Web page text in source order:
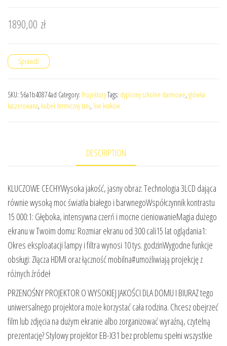
1890,00 zł
Sprawdź
SKU: 56a1b40874ad Category: ProjektoryTags: dyplomy szkolne darmowe, główka
kaszerowana, kubek termiczny tani, live kraków
DESCRIPTION
KLUCZOWE CECHYWysoka jakość, jasny obraz: Technologia 3LCD dająca
równie wysoką moc światła białego i barwnegoWspółczynnik kontrastu
15 000:1: Głęboka, intensywna czerń i mocne cieniowanieMagia dużego
ekranu w Twoim domu: Rozmiar ekranu od 300 cali15 lat oglądania1:
Okres eksploatacji lampy i filtra wynosi 10 tys. godzinWygodne funkcje
obsługi: Złącza HDMI oraz łączność mobilna#umożliwiają projekcję z
różnych źródeł
PRZENOŚNY PROJEKTOR O WYSOKIEJ JAKOŚCI DLA DOMU I BIURAZ tego
uniwersalnego projektora może korzystać cała rodzina. Chcesz obejrzeć
film lub zdjęcia na dużym ekranie albo zorganizować wyraźną, czytelną
prezentację? Stylowy projektor EB-X31 bez problemu spełni wszystkie